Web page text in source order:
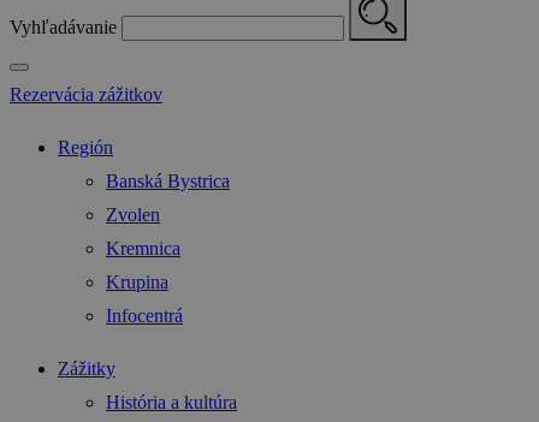
Vyhľadávanie
Rezervácia zážitkov
Región
Banská Bystrica
Zvolen
Kremnica
Krupina
Infocentrá
Zážitky
História a kultúra